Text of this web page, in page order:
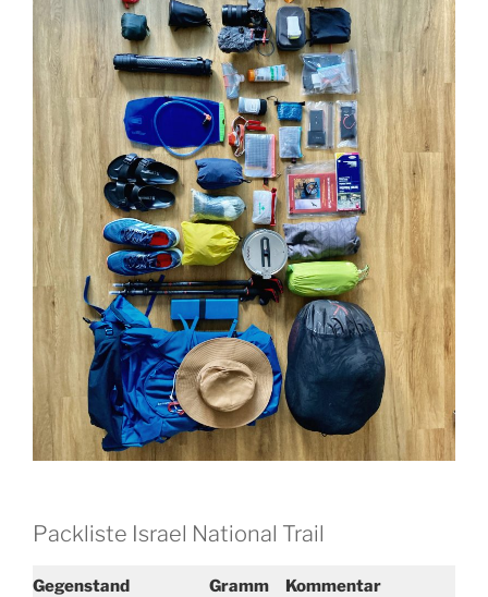
Packliste Israel National Trail
Gegenstand Gramm Kommentar